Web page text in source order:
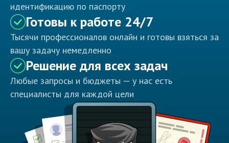
идентификацию по паспорту
Готовы к работе 24/7
Тысячи профессионалов онлайн и готовы взяться за
вашу задачу немедленно
Решение для всех задач
Любые запросы и бюджеты — у нас есть
специалисты для каждой цели